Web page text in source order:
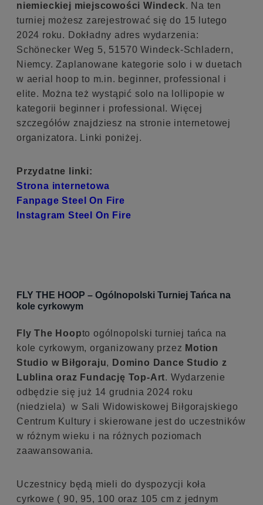
niemieckiej miejscowości Windeck. Na ten
turniej możesz zarejestrować się do 15 lutego
2024 roku. Dokładny adres wydarzenia:
Schönecker Weg 5, 51570 Windeck-Schladern,
Niemcy. Zaplanowane kategorie solo i w duetach
w aerial hoop to m.in. beginner, professional i
elite. Można też wystąpić solo na lollipopie w
kategorii beginner i professional. Więcej
szczegółów znajdziesz na stronie internetowej
organizatora. Linki poniżej.
Przydatne linki:
Strona internetowa
Fanpage Steel On Fire
Instagram Steel On Fire
FLY THE HOOP – Ogólnopolski Turniej Tańca na
kole cyrkowym
Fly The Hoopto ogólnopolski turniej tańca na
kole cyrkowym, organizowany przez Motion
Studio w Biłgoraju, Domino Dance Studio z
Lublina oraz Fundację Top-Art. Wydarzenie
odbędzie się już 14 grudnia 2024 roku
(niedziela) w Sali Widowiskowej Biłgorajskiego
Centrum Kultury i skierowane jest do uczestników
w różnym wieku i na różnych poziomach
zaawansowania.
Uczestnicy będą mieli do dyspozycji koła
cyrkowe ( 90, 95, 100 oraz 105 cm z jednym